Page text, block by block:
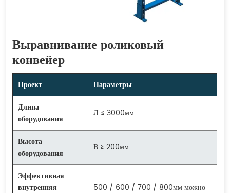
Выравнивание роликовый
конвейер
Проект
Параметры
Длина
оборудования
Л ≤ 3000мм
Высота
оборудования
В ≥ 200мм
Эффективная
внутренняя
500 / 600 / 700 / 800мм можно